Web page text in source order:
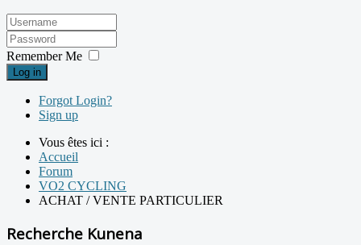
Remember Me
Log in
Forgot Login?
Sign up
Vous êtes ici :
Accueil
Forum
VO2 CYCLING
ACHAT / VENTE PARTICULIER
Recherche Kunena